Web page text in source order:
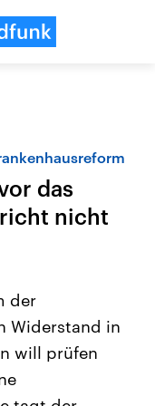
Beiträge,
und
die Vereinigten
mächtigsten Ländern
großem Einfluss auf
das
nicht
der
Widerstand in
will prüfen